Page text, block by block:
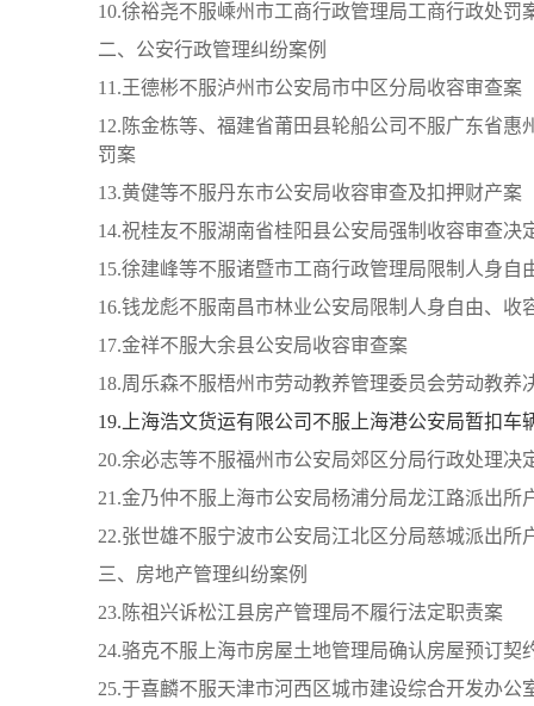
10.徐裕尧不服嵊州市工商行政管理局工商行政处罚
二、公安行政管理纠纷案例
11.王德彬不服泸州市公安局市中区分局收容审查案
12.陈金栋等、福建省莆田县轮船公司不服广东省
罚案
13.黄健等不服丹东市公安局收容审查及扣押财产案
14.祝桂友不服湖南省桂阳县公安局强制收容审查决
15.徐建峰等不服诸暨市工商行政管理局限制人身
16.钱龙彪不服南昌市林业公安局限制人身自由、收
17.金祥不服大余县公安局收容审查案
18.周乐森不服梧州市劳动教养管理委员会劳动教养
19.上海浩文货运有限公司不服上海港公安局暂扣车
20.余必志等不服福州市公安局郊区分局行政处理决
21.金乃仲不服上海市公安局杨浦分局龙江路派出所
22.张世雄不服宁波市公安局江北区分局慈城派出所
三、房地产管理纠纷案例
23.陈祖兴诉松江县房产管理局不履行法定职责案
24.骆克不服上海市房屋土地管理局确认房屋预订契
25.于喜麟不服天津市河西区城市建设综合开发办公